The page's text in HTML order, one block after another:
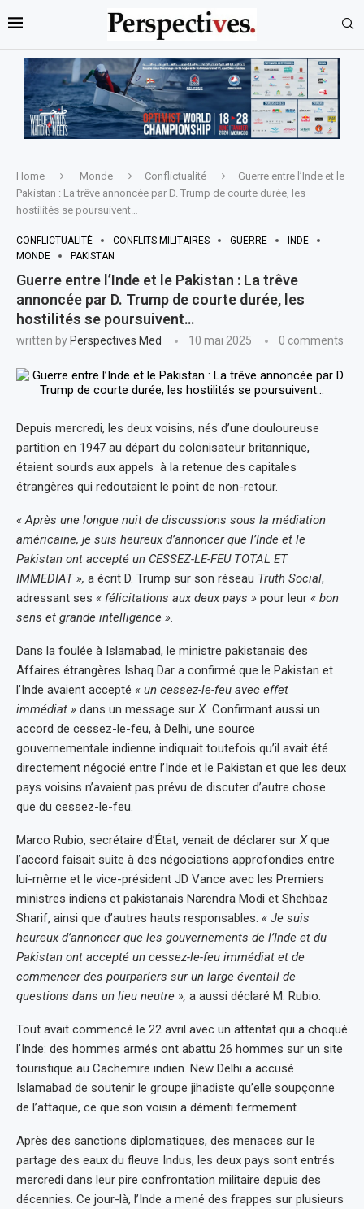
Home Monde Conflictualité
Guerre entre l’Inde et le
Pakistan : La trêve annoncée par D. Trump de courte durée, les
hostilités se poursuivent…
CONFLICTUALITÉ CONFLITS MILITAIRES GUERRE
INDE
MONDE
PAKISTAN
Guerre entre l’Inde et le Pakistan : La trêve
annoncée par D. Trump de courte durée, les
hostilités se poursuivent…
written by Perspectives Med 10 mai 2025 0 comments
Depuis mercredi, les deux voisins, nés d’une douloureuse
partition en 1947 au départ du colonisateur britannique,
étaient sourds aux appels à la retenue des capitales
étrangères qui redoutaient le point de non-retour.
« Après une longue nuit de discussions sous la médiation
américaine, je suis heureux d’annoncer que l’Inde et le
Pakistan ont accepté un CESSEZ-LE-FEU TOTAL ET
IMMEDIAT », a écrit D. Trump sur son réseau Truth Social,
adressant ses « félicitations aux deux pays » pour leur « bon
sens et grande intelligence ».
Dans la foulée à Islamabad, le ministre pakistanais des
Affaires étrangères Ishaq Dar a confirmé que le Pakistan et
l’Inde avaient accepté « un cessez-le-feu avec effet
immédiat » dans un message sur X. Confirmant aussi un
accord de cessez-le-feu, à Delhi, une source
gouvernementale indienne indiquait toutefois qu’il avait été
directement négocié entre l’Inde et le Pakistan et que les deux
pays voisins n’avaient pas prévu de discuter d’autre chose
que du cessez-le-feu.
Marco Rubio, secrétaire d’État, venait de déclarer sur Xque
l’accord faisait suite à des négociations approfondies entre
lui-même et le vice-président JD Vance avec les Premiers
ministres indiens et pakistanais Narendra Modi et Shehbaz
Sharif, ainsi que d’autres hauts responsables. « Je suis
heureux d’annoncer que les gouvernements de l’Inde et du
Pakistan ont accepté un cessez-le-feu immédiat et de
commencer des pourparlers sur un large éventail de
questions dans un lieu neutre », a aussi déclaré M. Rubio.
Tout avait commencé le 22 avril avec un attentat qui a choqué
l’Inde: des hommes armés ont abattu 26 hommes sur un site
touristique au Cachemire indien. New Delhi a accusé
Islamabad de soutenir le groupe jihadiste qu’elle soupçonne
de l’attaque, ce que son voisin a démenti fermement.
Après des sanctions diplomatiques, des menaces sur le
partage des eaux du fleuve Indus, les deux pays sont entrés
mercredi dans leur pire confrontation militaire depuis des
décennies. Ce jour-là, l’Inde a mené des frappes sur plusieurs